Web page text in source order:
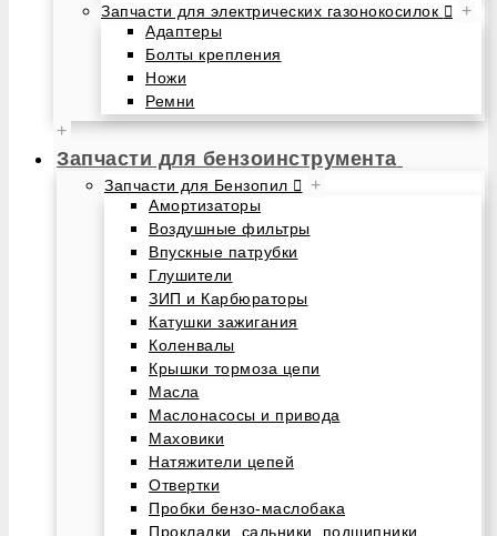
Запчасти для электрических газонокосилок
+
Адаптеры
Болты крепления
Ножи
Ремни
+
Запчасти для бензоинструмента
Запчасти для Бензопил +
Амортизаторы
Воздушные фильтры
Впускные патрубки
Глушители
ЗИП и Карбюраторы
Катушки зажигания
Коленвалы
Крышки тормоза цепи
Масла
Маслонасосы и привода
Маховики
Натяжители цепей
Отвертки
Пробки бензо-маслобака
Прокладки, сальники, подшипники